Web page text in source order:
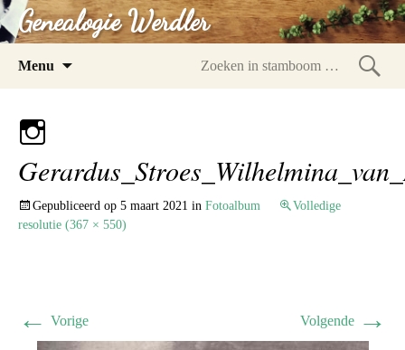
Genealogie Werdler
Menu
Gepubliceerd op 5 maart 2021 in Fotoalbum
Volledige
resolutie (367 × 550)
← Vorige Volgende →